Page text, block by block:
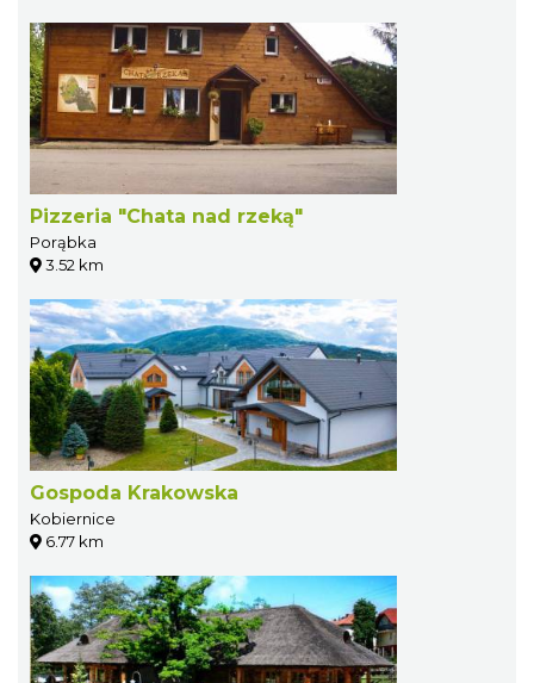
Pizzeria "Chata nad rzeką"
Porąbka
3.52 km
Gospoda Krakowska
Kobiernice
6.77 km